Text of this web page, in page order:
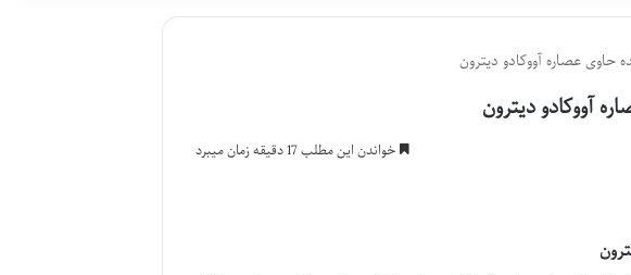
عصاره آووکادو دیترون
آووکادو دیترون
خواندن این مطلب 17 دقیقه زمان میبرد